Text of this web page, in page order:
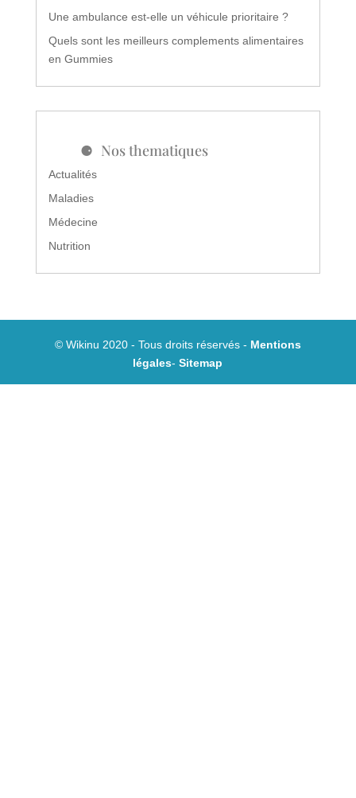
Une ambulance est-elle un véhicule prioritaire ?
Quels sont les meilleurs complements alimentaires
en Gummies
Nos thematiques
Actualités
Maladies
Médecine
Nutrition
© Wikinu 2020 - Tous droits réservés - Mentions
légales-Sitemap